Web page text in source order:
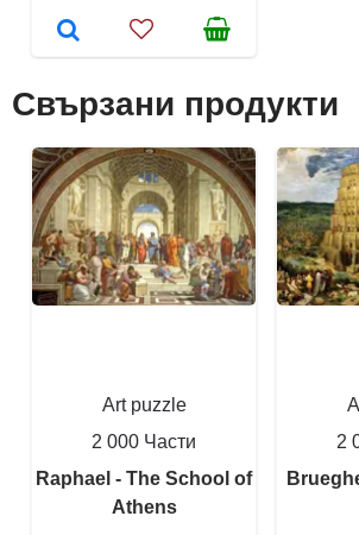
Свързани продукти
Art puzzle
2 000 Части
Raphael - The School of
Athens
2